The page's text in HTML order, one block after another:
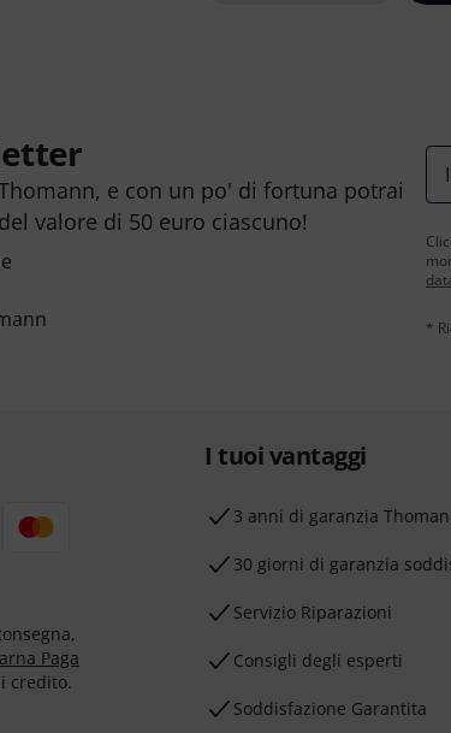
e con un po' di fortuna potrai
valore di 50 euro ciascuno!
*
Paga
credito.
I tuoi vantaggi
3 anni di garanzia
30 giorni di garanzia
Servizio Riparazioni
Consigli degli esperti
Soddisfazione Garantita